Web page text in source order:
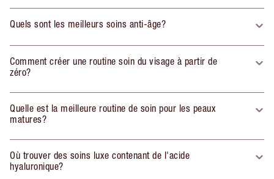
Quels sont les meilleurs soins anti-âge?
Comment créer une routine soin du visage à partir de
zéro?
Quelle est la meilleure routine de soin pour les peaux
matures?
Où trouver des soins luxe contenant de l'acide
hyaluronique?